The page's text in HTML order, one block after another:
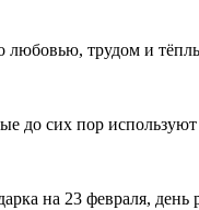
трудом и
сих пор
на 23 февраля,